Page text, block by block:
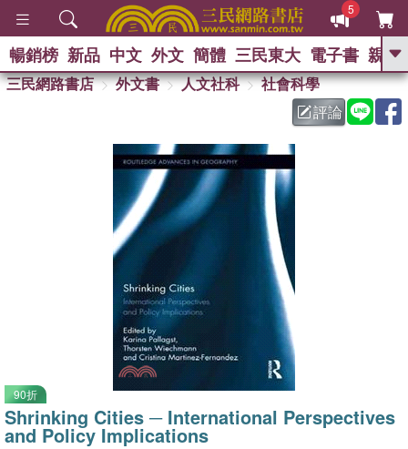
5
GO
暢銷榜 新品 中文 外文 簡體 三民東大 電子書 親子
三民網路書店 外文書 人文社科
社會科學
評論
90折
Shrinking Cities ─ International Perspectives
and Policy Implications